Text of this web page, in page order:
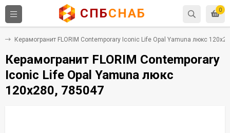
0
СПБСНАБ
Керамогранит FLORIM Contemporary Iconic Life Opal Yamuna люкс
Керамогранит FLORIM Contemporary
Iconic Life Opal Yamuna люкс
120x280, 785047